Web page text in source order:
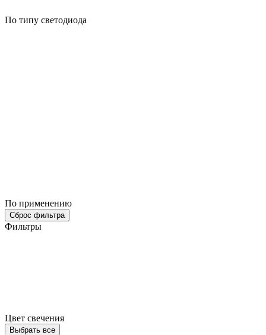
По типу светодиода
По применению
Сброс фильтра
Фильтры
Цвет свечения
Выбрать все